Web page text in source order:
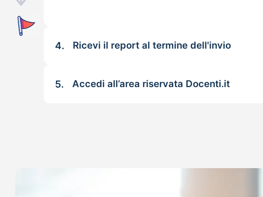
4. Ricevi il report al termine dell'invio
5. Accedi all’area riservata Docenti.it